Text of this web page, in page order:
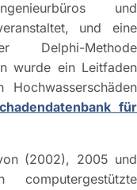
und
und eine
Delphi-Methode
wurde ein Leitfaden
für
(2002), 2005 und